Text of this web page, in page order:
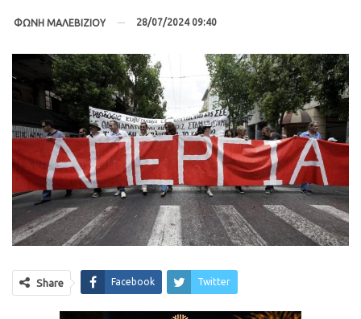
ΦΩΝΗ ΜΑΛΕΒΙΖΙΟΥ 28/07/2024 09:40
Share Facebook Twitter